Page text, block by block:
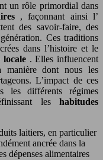
un rôle primordial dans
, façonnant ainsi l’
des savoir-faire, des
Ces traditions
dans l’histoire et le
. Elles influencent
manière dont nous les
L’impact de ces
les différents régimes
les habitudes
laitiers, en particulier
ancrée dans la
dépenses alimentaires